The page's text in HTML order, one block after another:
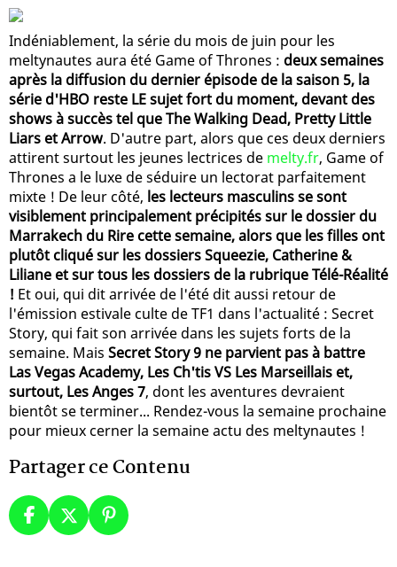
Indéniablement, la série du mois de juin pour les
meltynautes aura été Game of Thrones : deux semaines
après la diffusion du dernier épisode de la saison 5, la
série d'HBO reste LE sujet fort du moment, devant des
shows à succès tel que The Walking Dead, Pretty Little
Liars et Arrow. D'autre part, alors que ces deux derniers
attirent surtout les jeunes lectrices de melty.fr, Game of
Thrones a le luxe de séduire un lectorat parfaitement
mixte ! De leur côté, les lecteurs masculins se sont
visiblement principalement précipités sur le dossier du
Marrakech du Rire cette semaine, alors que les filles ont
plutôt cliqué sur les dossiers Squeezie, Catherine &
Liliane et sur tous les dossiers de la rubrique Télé-Réalité
! Et oui, qui dit arrivée de l'été dit aussi retour de
l'émission estivale culte de TF1 dans l'actualité : Secret
Story, qui fait son arrivée dans les sujets forts de la
semaine. Mais Secret Story 9 ne parvient pas à battre
Las Vegas Academy, Les Ch'tis VS Les Marseillais et,
surtout, Les Anges 7, dont les aventures devraient
bientôt se terminer... Rendez-vous la semaine prochaine
pour mieux cerner la semaine actu des meltynautes !
Partager ce Contenu